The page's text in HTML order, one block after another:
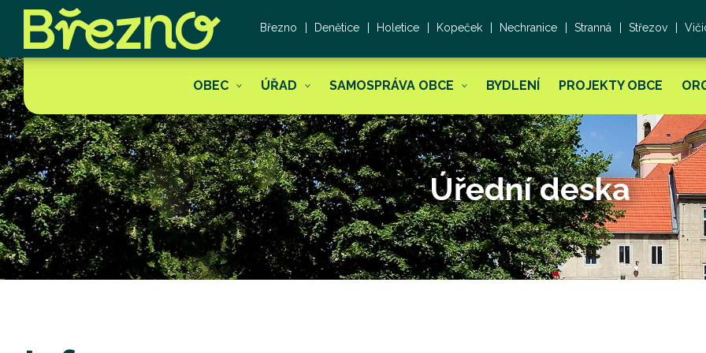
Březno Denětice Holetice Kopeček Nechranice Stranná Střezov
OBEC ÚŘAD SAMOSPRÁVA OBCE BYDLENÍ PROJEKTY OBCE
Úřední deska